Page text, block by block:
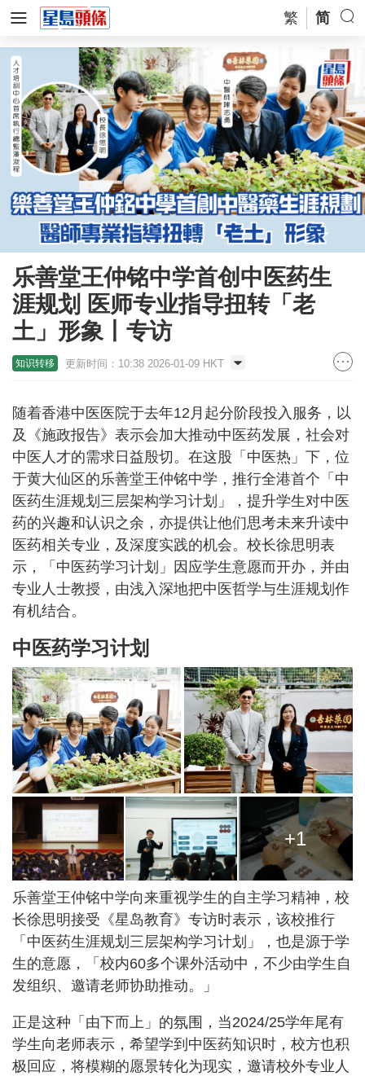
繁 简
乐善堂王仲铭中学首创中医药生
涯规划 医师专业指导扭转「老
土」形象丨专访
知识转移 更新时间：10:38 2026-01-09 HKT
随着香港中医医院于去年12月起分阶段投入服务，以
及《施政报告》表示会加大推动中医药发展，社会对
中医人才的需求日益殷切。在这股「中医热」下，位
于黄大仙区的乐善堂王仲铭中学，推行全港首个「中
医药生涯规划三层架构学习计划」，提升学生对中医
药的兴趣和认识之余，亦提供让他们思考未来升读中
医药相关专业，及深度实践的机会。校长徐思明表
示，「中医药学习计划」因应学生意愿而开办，并由
专业人士教授，由浅入深地把中医哲学与生涯规划作
有机结合。
中医药学习计划
+1
乐善堂王仲铭中学向来重视学生的自主学习精神，校
长徐思明接受《星岛教育》专访时表示，该校推行
「中医药生涯规划三层架构学习计划」，也是源于学
生的意愿，「校内60多个课外活动中，不少由学生自
发组织、邀请老师协助推动。」
正是这种「由下而上」的氛围，当2024/25学年尾有
学生向老师表示，希望学到中医药知识时，校方也积
极回应，将模糊的愿景转化为现实，邀请校外专业人